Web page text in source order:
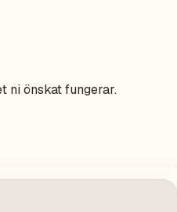
ni önskat fungerar.